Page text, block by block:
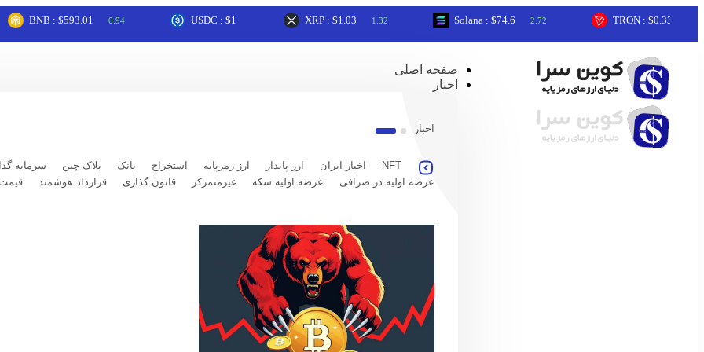
: $593.01 0.94 USDC : $1 XRP : $1.03 1.32 Solana : $74.6 2.72 TRON : $0.33 0.05
صفحه اصلی
اخبار
اخبار
NFT اخبار ایران ارز پایدار ارز رمزپایه استخراج بانک بلاک چین سرمایه
عرضه اولیه در صرافی
عرضه اولیه سکه غیرمتمرکز قانون گذاری قرارداد هوشمند